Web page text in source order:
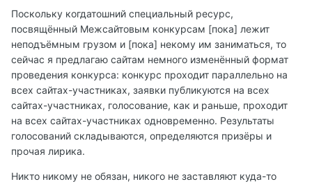
Поскольку когдатошний специальный ресурс,
посвящённый Межсайтовым конкурсам [пока] лежит
неподъёмным грузом и [пока] некому им заниматься, то
сейчас я предлагаю сайтам немного изменённый формат
проведения конкурса: конкурс проходит параллельно на
всех сайтах-участниках, заявки публикуются на всех
сайтах-участниках, голосование, как и раньше, проходит
на всех сайтах-участниках одновременно. Результаты
голосований складываются, определяются призёры и
прочая лирика.
Никто никому не обязан, никого не заставляют куда-то